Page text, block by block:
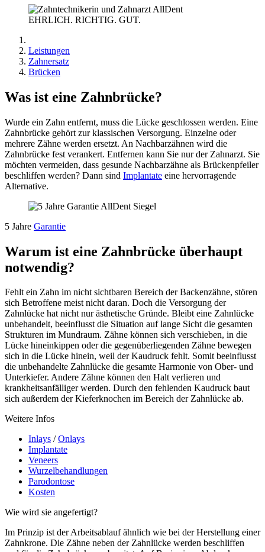
EHRLICH. RICHTIG. GUT.
Leistungen
Zahnersatz
Brücken
Was ist eine Zahnbrücke?
Wurde ein Zahn entfernt, muss die Lücke geschlossen werden. Eine
Zahnbrücke gehört zur klassischen Versorgung. Einzelne oder
mehrere Zähne werden ersetzt. An Nachbarzähnen wird die
Zahnbrücke fest verankert. Entfernen kann Sie nur der Zahnarzt. Sie
möchten vermeiden, dass gesunde Nachbarzähne als Brückenpfeiler
beschliffen werden? Dann sind Implantate eine hervorragende
Alternative.
5 Jahre Garantie
Warum ist eine Zahnbrücke überhaupt
notwendig?
Fehlt ein Zahn im nicht sichtbaren Bereich der Backenzähne, stören
sich Betroffene meist nicht daran. Doch die Versorgung der
Zahnlücke hat nicht nur ästhetische Gründe. Bleibt eine Zahnlücke
unbehandelt, beeinflusst die Situation auf lange Sicht die gesamten
Strukturen im Mundraum. Zähne können sich verschieben, in die
Lücke hineinkippen oder die gegenüberliegenden Zähne bewegen
sich in die Lücke hinein, weil der Kaudruck fehlt. Somit beeinflusst
die unbehandelte Zahnlücke die gesamte Harmonie von Ober- und
Unterkiefer. Andere Zähne können den Halt verlieren und
krankheitsanfälliger werden. Durch den fehlenden Kaudruck baut
sich außerdem der Kieferknochen im Bereich der Zahnlücke ab.
Weitere Infos
Inlays /Onlays
Implantate
Veneers
Wurzelbehandlungen
Parodontose
Kosten
Wie wird sie angefertigt?
Im Prinzip ist der Arbeitsablauf ähnlich wie bei der Herstellung einer
Zahnkrone. Die Zähne neben der Zahnlücke werden beschliffen